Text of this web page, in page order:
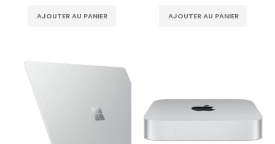
AJOUTER AU PANIER AJOUTER AU PANIER